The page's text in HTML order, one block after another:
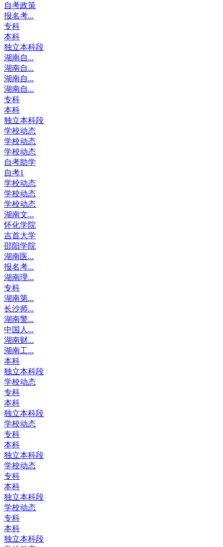
自考政策
报名考...
专科
本科
独立本科段
湖南自...
湖南自...
湖南自...
湖南自...
专科
本科
独立本科段
学校动态
学校动态
学校动态
自考助学
自考1
学校动态
学校动态
学校动态
湖南文...
怀化学院
吉首大学
邵阳学院
湖南医...
报名考...
湖南理...
专科
湖南第...
长沙师...
湖南警...
中国人...
湖南财...
湖南工...
本科
独立本科段
学校动态
专科
本科
独立本科段
学校动态
专科
本科
独立本科段
学校动态
专科
本科
独立本科段
学校动态
专科
本科
独立本科段